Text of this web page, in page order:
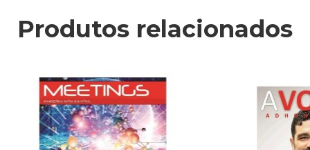
Produtos relacionados